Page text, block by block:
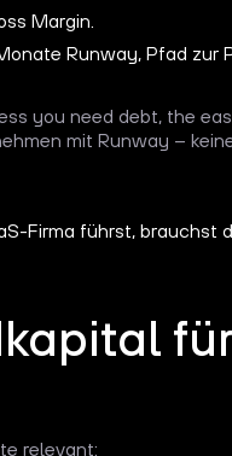
Margin.
Runway, Pfad zur
you need debt, the
mit Runway –
Firma führst, brauchst
relevant: